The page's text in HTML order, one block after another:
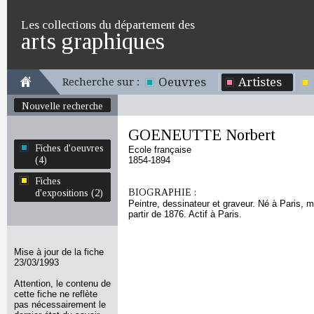
Les collections du département des
arts graphiques
Recherche sur : Oeuvres Artistes
Nouvelle recherche
Fiches d'oeuvres
(4)
Fiches
d'expositions (2)
Mise à jour de la fiche
23/03/1993
Attention, le contenu de
cette fiche ne reflète
pas nécessairement le
GOENEUTTE Norbert
Ecole française
1854-1894
BIOGRAPHIE :
Peintre, dessinateur et graveur. Né à Paris,
partir de 1876. Actif à Paris.